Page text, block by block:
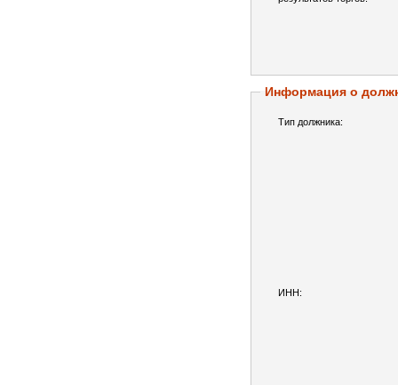
Информация о
Тип должника:
ИНН: